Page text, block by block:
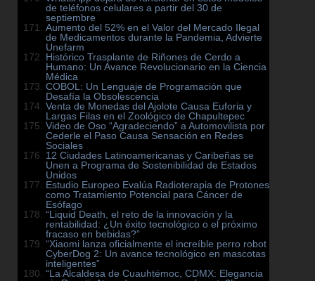
de teléfonos celulares a partir del 30 de
septiembre
Aumento del 52% en el Valor del Mercado Ilegal
de Medicamentos durante la Pandemia, Advierte
Unefarm
Histórico Trasplante de Riñones de Cerdo a
Humano: Un Avance Revolucionario en la Ciencia
Médica
COBOL: Un Lenguaje de Programación que
Desafía la Obsolescencia
Venta de Monedas del Ajolote Causa Euforia y
Largas Filas en el Zoológico de Chapultepec
Video de Oso “Agradeciendo” a Automovilista por
Cederle el Paso Causa Sensación en Redes
Sociales
12 Ciudades Latinoamericanas y Caribeñas se
Unen a Programa de Sostenibilidad de Estados
Unidos
Estudio Europeo Evalúa Radioterapia de Protones
como Tratamiento Potencial para Cáncer de
Esófago
“Liquid Death, el reto de la innovación y la
rentabilidad: ¿Un éxito tecnológico o el próximo
fracaso en bebidas?”
“Xiaomi lanza oficialmente el increíble perro robot
CyberDog 2: Un avance tecnológico en mascotas
inteligentes”
“La Alcaldesa de Cuauhtémoc, CDMX: Elegancia